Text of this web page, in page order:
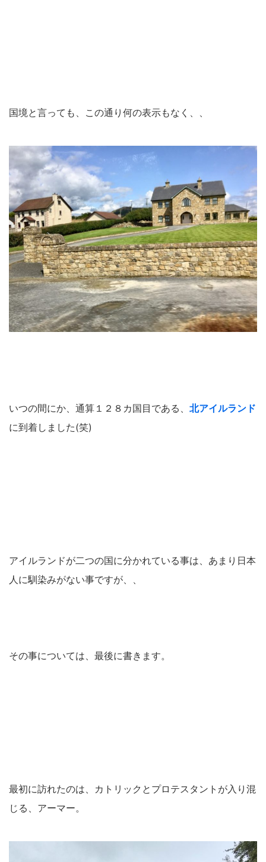
国境と言っても、この通り何の表示もなく、、
いつの間にか、通算１２８カ国目である、 北アイルランド
に到着しました(笑)
アイルランドが二つの国に分かれている事は、あまり日本
人に馴染みがない事ですが、、
その事については、最後に書きます。
最初に訪れたのは、カトリックとプロテスタントが入り混
じる、アーマー。